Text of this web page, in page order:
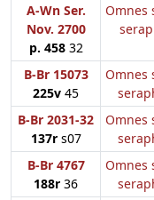
A-Wn Ser.
Nov. 2700
p. 45832
Omnes
B-Br 15073
225v 45
Omnes
B-Br 2031-32
137rs07
Omnes
B-Br 4767
188r 36
Omnes